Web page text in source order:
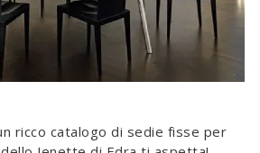
ricco catalogo di sedie fisse per